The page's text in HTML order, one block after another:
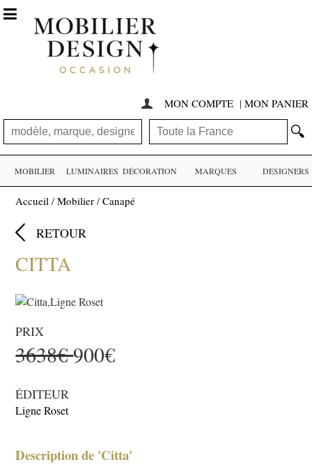
 MON COMPTE | MON PANIER
🔍

MOBILIER LUMINAIRES DÉCORATION MARQUES DESIGNERS
Accueil /Mobilier /Canapé
 RETOUR
CITTA
PRIX
3638€900€
ÉDITEUR
Ligne Roset
Description de 'Citta'